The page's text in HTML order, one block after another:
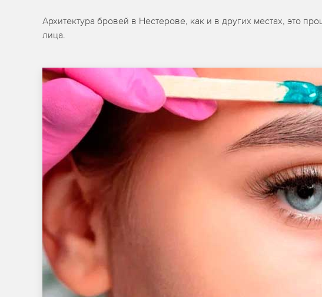
Архитектура бровей в Нестерове, как и в других местах, это
лица.